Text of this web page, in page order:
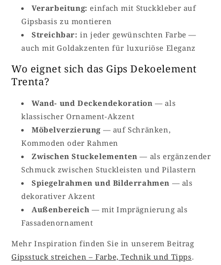
Verarbeitung: einfach mit Stuckkleber auf
Gipsbasis zu montieren
Streichbar: in jeder gewünschten Farbe —
auch mit Goldakzenten für luxuriöse Eleganz
Wo eignet sich das Gips Dekoelement
Trenta?
Wand- und Deckendekoration — als
klassischer Ornament-Akzent
Möbelverzierung — auf Schränken,
Kommoden oder Rahmen
Zwischen Stuckelementen — als ergänzender
Schmuck zwischen Stuckleisten und Pilastern
Spiegelrahmen und Bilderrahmen — als
dekorativer Akzent
Außenbereich — mit Imprägnierung als
Fassadenornament
Mehr Inspiration finden Sie in unserem Beitrag
Gipsstuck streichen – Farbe, Technik und Tipps.